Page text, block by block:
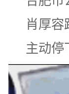
肖厚容
主动停